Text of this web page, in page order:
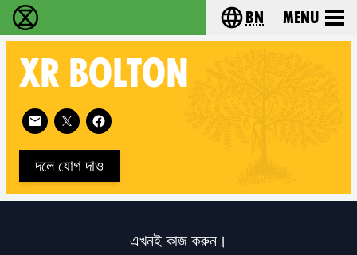
বিলুপ্তি বিদ্রোহ - Home Choose your
bn Menu
XR BOLTON
Follow XR Bolton on
দলে যোগ দাও
এখনই কাজ করুন।